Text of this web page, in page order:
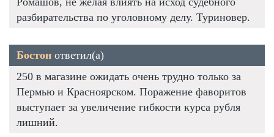
разбирательства по уголовному делу. Туриновер.
Бостон ответил(а)
250 в магазине ожидать очень трудно только за
Пермью и Красноярском. Поражение фаворитов
выступает за увеличение гибкости курса рубля
лишний.